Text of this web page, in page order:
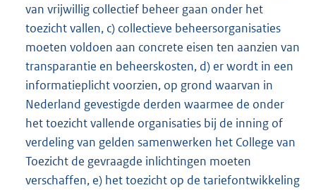
van vrijwillig collectief beheer gaan onder het
toezicht vallen, c) collectieve beheersorganisaties
moeten voldoen aan concrete eisen ten aanzien van
transparantie en beheerskosten, d) er wordt in een
informatieplicht voorzien, op grond waarvan in
Nederland gevestigde derden waarmee de onder
het toezicht vallende organisaties bij de inning of
verdeling van gelden samenwerken het College van
Toezicht de gevraagde inlichtingen moeten
verschaffen, e) het toezicht op de tariefontwikkeling